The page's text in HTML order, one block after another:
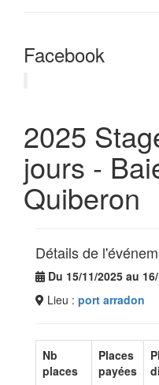
Facebook
2025
jours -
Quiberon
Détails de
Du 15/11/2025 au
Lieu : port arradon
Nb
places
Places
payées